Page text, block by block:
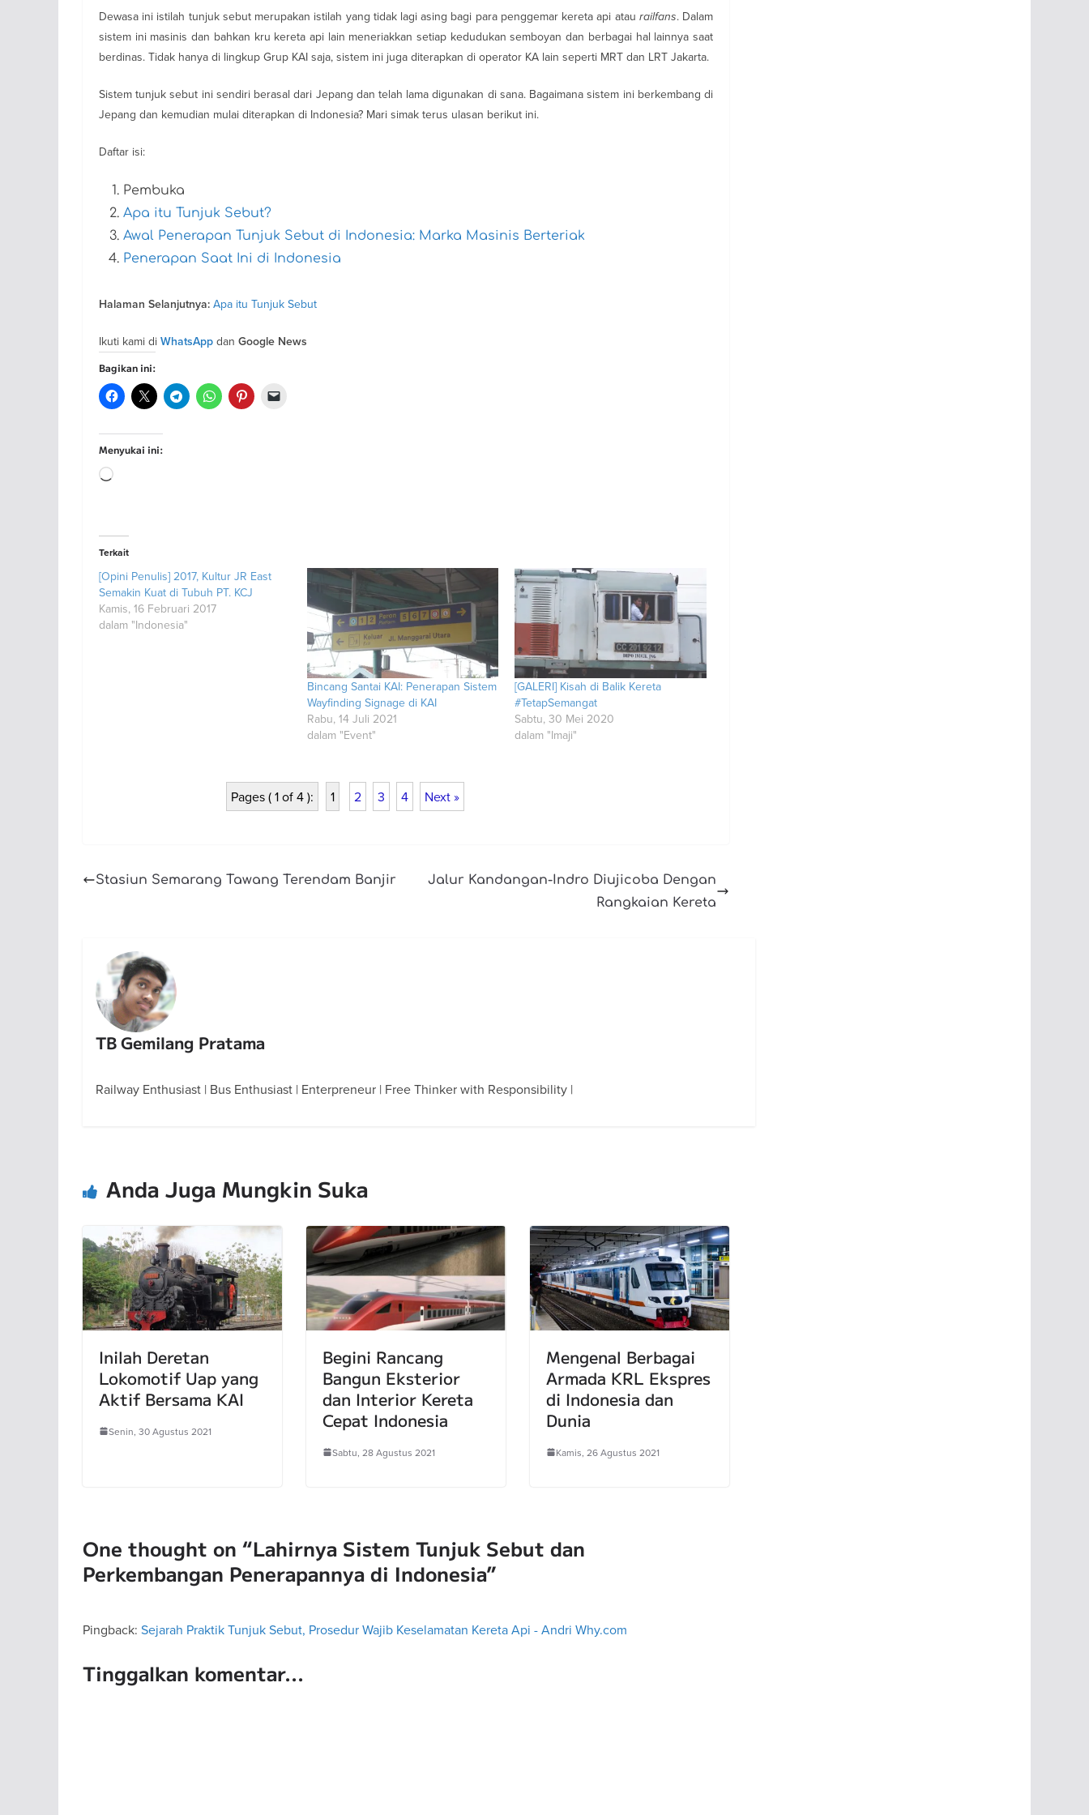
Dewasa ini istilah tunjuk sebut merupakan istilah yang tidak lagi asing bagi para penggemar kereta api atau railfans. Dalam
sistem ini masinis dan bahkan kru kereta api lain meneriakkan setiap kedudukan semboyan dan berbagai hal lainnya saat
berdinas. Tidak hanya di lingkup Grup KAI saja, sistem ini juga diterapkan di operator KA lain seperti MRT dan LRT Jakarta.
Sistem tunjuk sebut ini sendiri berasal dari Jepang dan telah lama digunakan di sana. Bagaimana sistem ini berkembang di
Jepang dan kemudian mulai diterapkan di Indonesia? Mari simak terus ulasan berikut ini.
Daftar isi:
Pembuka
Apa itu Tunjuk Sebut?
Awal Penerapan Tunjuk Sebut di Indonesia: Marka Masinis Berteriak
Penerapan Saat Ini di Indonesia
Halaman Selanjutnya: Apa itu Tunjuk Sebut
Ikuti kami di WhatsApp dan Google News
Bagikan ini:
Menyukai ini:
Memuat...
Terkait
[Opini Penulis] 2017, Kultur JR East
Semakin Kuat di Tubuh PT. KCJ
Kamis, 16 Februari 2017
dalam "Indonesia"
Bincang Santai KAI: Penerapan Sistem
Wayfinding Signage di KAI
Rabu, 14 Juli 2021
dalam "Event"
[GALERI] Kisah di Balik Kereta
#TetapSemangat
Sabtu, 30 Mei 2020
dalam "Imaji"
Pages ( 1 of 4 ): 1 2 3 4 Next »
Stasiun Semarang Tawang Terendam Banjir
Jalur Kandangan-Indro Diujicoba Dengan
Rangkaian Kereta
TB Gemilang Pratama
Railway Enthusiast | Bus Enthusiast | Enterpreneur | Free Thinker with Responsibility |
Anda Juga Mungkin Suka
Inilah Deretan
Lokomotif Uap yang
Aktif Bersama KAI
Senin, 30 Agustus 2021
Begini Rancang
Bangun Eksterior
dan Interior Kereta
Cepat Indonesia
Sabtu, 28 Agustus 2021
Mengenal Berbagai
Armada KRL Ekspres
di Indonesia dan
Dunia
Kamis, 26 Agustus 2021
One thought on “Lahirnya Sistem Tunjuk Sebut dan
Perkembangan Penerapannya di Indonesia”
Pingback: Sejarah Praktik Tunjuk Sebut, Prosedur Wajib Keselamatan Kereta Api - Andri Why.com
Tinggalkan komentar...